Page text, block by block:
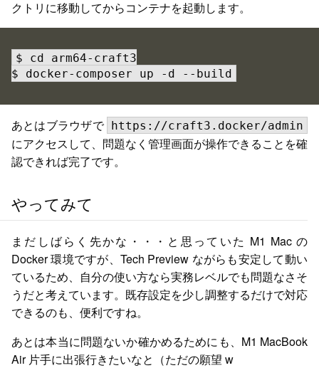
クトリに移動してからコンテナを起動します。
$ cd arm64-craft3
$ docker-composer up -d --build
あとはブラウザで https://craft3.docker/admin
にアクセスして、問題なく管理画面が操作できることを確
認できれば完了です。
やってみて
まだしばらく先かな・・・と思っていた M1 Mac の
Docker 環境ですが、Tech Preview ながらも安定して動い
ているため、自分の使い方なら実務レベルでも問題なさそ
うだと考えています。既存設定を少し調整するだけで対応
できるのも、便利ですね。
あとは本当に問題ないか確かめるためにも、M1 MacBook
Air 片手に出張行きたいなと（ただの願望 w